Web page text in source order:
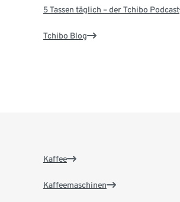
5 Tassen täglich – der Tchibo Podcast
Tchibo Blog
Kaffee
Kaffeemaschinen